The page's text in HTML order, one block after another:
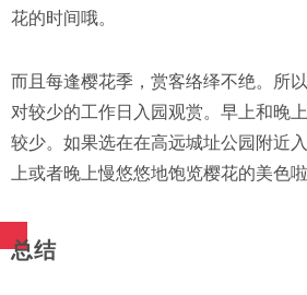
花的时间哦。
而且每逢樱花季，赏客络绎不绝。所
对较少的工作日入园观赏。早上和晚
较少。如果选在在高远城址公园附近
上或者晚上慢悠悠地饱览樱花的美色啦
总结